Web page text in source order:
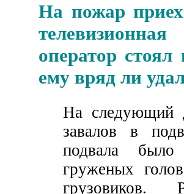
На пожар
оператор
ему вряд ли
На следующий
завалов в
подвала было
груженых